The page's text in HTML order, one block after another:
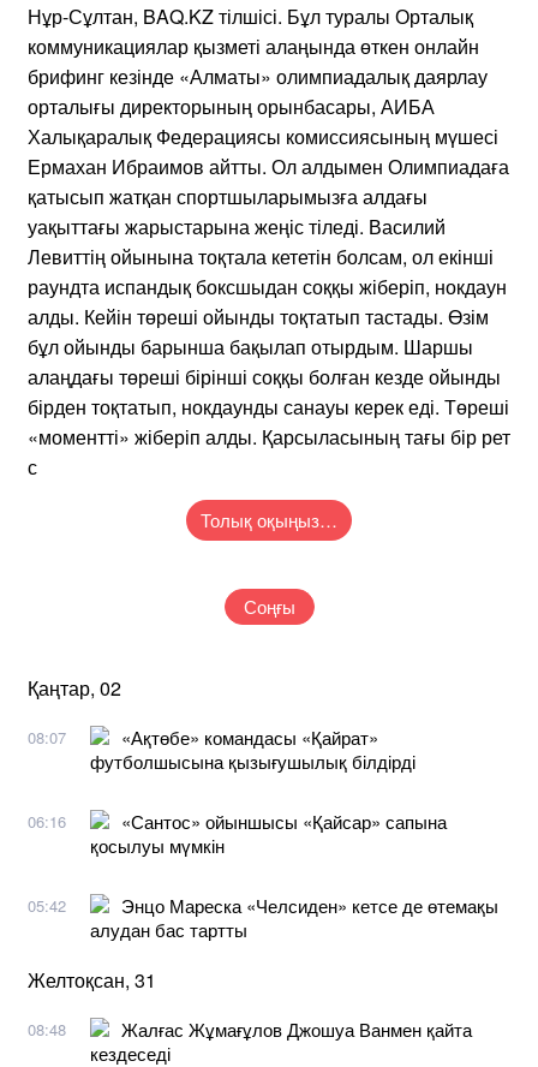
Нұр-Сұлтан, BAQ.KZ тілшісі. Бұл туралы Орталық
коммуникациялар қызметі алаңында өткен онлайн
брифинг кезінде «Алматы» олимпиадалық даярлау
орталығы директорының орынбасары, АИБА
Халықаралық Федерациясы комиссиясының мүшесі
Ермахан Ибраимов айтты. Ол алдымен Олимпиадаға
қатысып жатқан спортшыларымызға алдағы
уақыттағы жарыстарына жеңіс тіледі. Василий
Левиттің ойынына тоқтала кететін болсам, ол екінші
раундта испандық боксшыдан соққы жіберіп, нокдаун
алды. Кейін төреші ойынды тоқтатып тастады. Өзім
бұл ойынды барынша бақылап отырдым. Шаршы
алаңдағы төреші бірінші соққы болған кезде ойынды
бірден тоқтатып, нокдаунды санауы керек еді. Төреші
«моментті» жіберіп алды. Қарсыласының тағы бір рет
с
Толық оқыңыз…
Соңғы
Қаңтар, 02
08:07
«Ақтөбе» командасы «Қайрат»
футболшысына қызығушылық білдірді
06:16
«Сантос» ойыншысы «Қайсар» сапына
қосылуы мүмкін
05:42
Энцо Мареска «Челсиден» кетсе де өтемақы
алудан бас тартты
Желтоқсан, 31
08:48
Жалғас Жұмағұлов Джошуа Ванмен қайта
кездеседі